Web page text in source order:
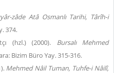
zâde Atâ Osmanlı Tarihi, Târîh-i
374.
(hzl.) (2000). Bursalı Mehmed
Bizim Büro Yay. 315-316.
Mehmed Nâil Tuman, Tuhfe-i Nâilî,